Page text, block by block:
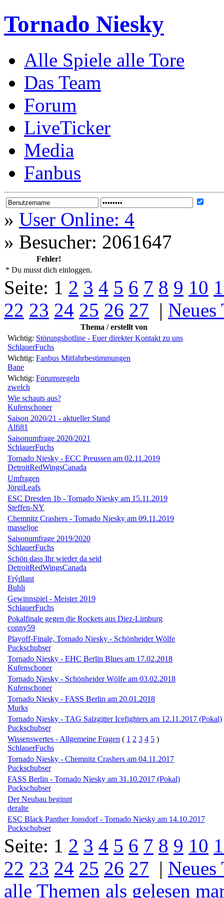
Tornado Niesky
Alle Spiele alle Tore
Das Team
Forum
LiveTicker
Media
Fanbus
» User Online: 4
» Besucher: 2061647
Fehler!
* Du musst dich einloggen.
Seite: 1 2 3 4 5 6 7 8 9 10
22 23 24 25 26 27 | Neues
Thema / erstellt von
Wichtig: Störungshotline - Euer direkter Kontakt zu uns
SchlauerFuchs
Wichtig: Fanbus Mitfahrbestimmungen
Bane
Wichtig: Forumsregeln
zwelch
Wie schauts aus?
Kufenschoner
Saison 2020/21 - aktueller Stand
Alfi81
Saisonumfrage 2020/2021
SchlauerFuchs
Tornado Niesky - ECC Preussen am 02.11.2019
DetroitRedWingsCanada
Umfragen
JörgiLeafs
ESC Dresden 1b - Tornado Niesky am 15.11.2019
Steffen-NY
Chemnitz Crashers - Tornado Niesky am 09.11.2019
masseljoe
Saisonumfrage 2019/2020
SchlauerFuchs
Schön dass Ihr wieder da seid
DetroitRedWingsCanada
Frýdlant
Buhli
Gewinnspiel - Meister 2019
SchlauerFuchs
Pokalfinale gegen die Rockets aus Diez-Limburg
conny59
Playoff-Finale, Tornado Niesky - Schönheider Wölfe
Puckschubser
Tornado Niesky - EHC Berlin Blues am 17.02.2018
Kufenschoner
Tornado Niesky - Schönheider Wölfe am 03.02.2018
Kufenschoner
Tornado Niesky - FASS Berlin am 20.01.2018
Murks
Tornado Niesky - TAG Salzgitter Icefighters am 12.11.2017 (Pokal)
Puckschubser
Wissenswertes - Allgemeine Fragen ( 1 2 3 4 5 )
SchlauerFuchs
Tornado Niesky - Chemnitz Crashers am 04.11.2017
Puckschubser
FASS Berlin - Tornado Niesky am 31.10.2017 (Pokal)
Puckschubser
Der Neubau beginnt
deralte
ESC Black Panther Jonsdorf - Tornado Niesky am 14.10.2017
Puckschubser
Seite: 1 2 3 4 5 6 7 8 9 10
22 23 24 25 26 27 | Neues
alle Themen als gelesen